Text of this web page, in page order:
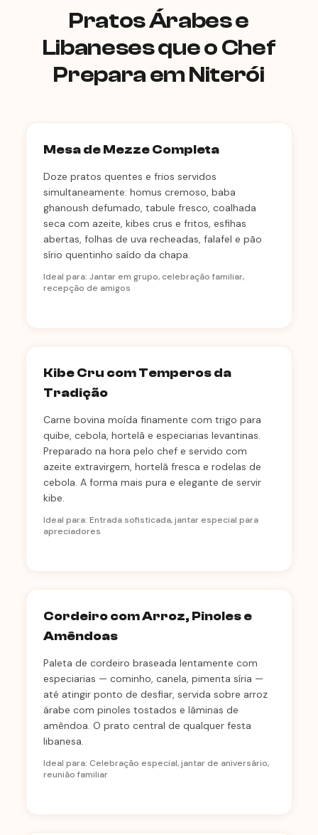
Pratos Árabes e
Libaneses que o Chef
Prepara em Niterói
Mesa de Mezze Completa
Doze pratos quentes e frios servidos
simultaneamente: homus cremoso, baba
ghanoush defumado, tabule fresco, coalhada
seca com azeite, kibes crus e fritos, esfihas
abertas, folhas de uva recheadas, falafel e pão
sírio quentinho saído da chapa.
Ideal para: Jantar em grupo, celebração familiar,
recepção de amigos
Kibe Cru com Temperos da
Tradição
Carne bovina moída finamente com trigo para
quibe, cebola, hortelã e especiarias levantinas.
Preparado na hora pelo chef e servido com
azeite extravirgem, hortelã fresca e rodelas de
cebola. A forma mais pura e elegante de servir
kibe.
Ideal para: Entrada sofisticada, jantar especial para
apreciadores
Cordeiro com Arroz, Pinoles e
Amêndoas
Paleta de cordeiro braseada lentamente com
especiarias — cominho, canela, pimenta síria —
até atingir ponto de desfiar, servida sobre arroz
árabe com pinoles tostados e lâminas de
amêndoa. O prato central de qualquer festa
libanesa.
Ideal para: Celebração especial, jantar de aniversário,
reunião familiar